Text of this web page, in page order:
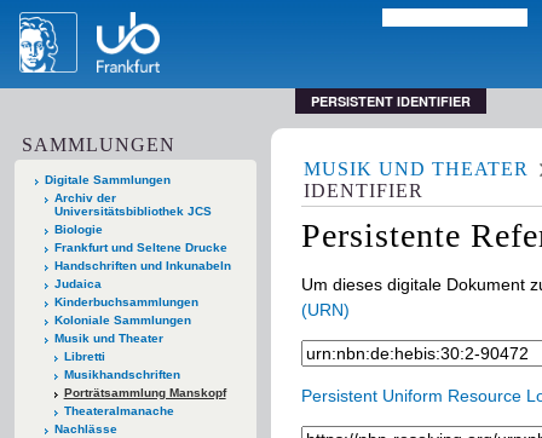
PERSISTENT IDENTIFIER
SAMMLUNGEN
Digitale Sammlungen
Archiv der
Universitätsbibliothek JCS
Biologie
Frankfurt und Seltene Drucke
Handschriften und Inkunabeln
Judaica
Kinderbuchsammlungen
Koloniale Sammlungen
Musik und Theater
Libretti
Musikhandschriften
Porträtsammlung Manskopf
Theateralmanache
Nachlässe
MUSIK UND THEATER
IDENTIFIER
Persistente
Um dieses digitale Dokument
(URN)
Persistent Uniform Resource